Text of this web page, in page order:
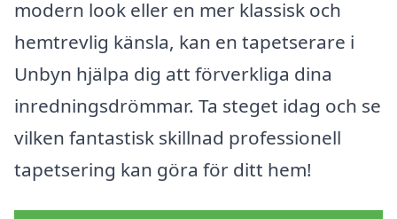
modern look eller en mer klassisk och
hemtrevlig känsla, kan en tapetserare i
Unbyn hjälpa dig att förverkliga dina
inredningsdrömmar. Ta steget idag och se
vilken fantastisk skillnad professionell
tapetsering kan göra för ditt hem!